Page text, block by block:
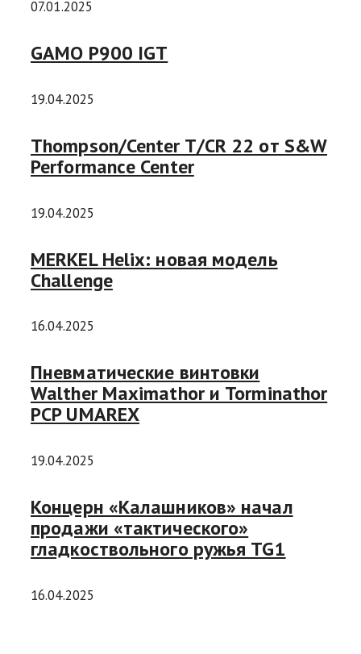
07.01.2025
GAMO P900 IGT
19.04.2025
Thompson/Center T/CR 22 от S&W
Performance Center
19.04.2025
MERKEL Helix: новая модель
Challenge
16.04.2025
Пневматические винтовки
Walther Maximathor и Torminathor
PCP UMAREX
19.04.2025
Концерн «Калашников» начал
продажи «тактического»
гладкоствольного ружья TG1
16.04.2025